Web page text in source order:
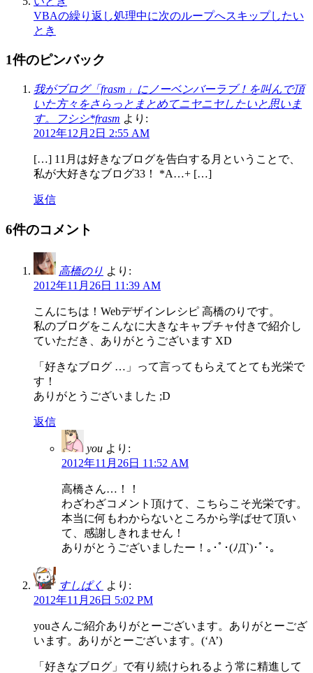
VBAの繰り返し処理中に次のループへスキップしたい
とき
1件のピンバック
我がブログ「frasm」にノーベンバーラブ！を叫んで頂
いた方々をさらっとまとめてニヤニヤしたいと思いま
す。フシシ*frasm より:
2012年12月2日 2:55 AM
[…] 11月は好きなブログを告白する月ということで、
私が大好きなブログ33！ *A…+ […]
返信
6件のコメント
高橋のり より:
2012年11月26日 11:39 AM
こんにちは！Webデザインレシピ 高橋のりです。
私のブログをこんなに大きなキャプチャ付きで紹介し
ていただき、ありがとうございます XD
「好きなブログ …」って言ってもらえてとても光栄で
す！
ありがとうございました ;D
返信
you より:
2012年11月26日 11:52 AM
高橋さん…！！
わざわざコメント頂けて、こちらこそ光栄です。
本当に何もわからないところから学ばせて頂い
て、感謝しきれません！
ありがとうございましたー！｡･ﾟ･(ﾉД`)･ﾟ･｡
すしぱく より:
2012年11月26日 5:02 PM
youさんご紹介ありがとーございます。ありがとーござ
います。ありがとーございます。(‘A’)
「好きなブログ」で有り続けられるよう常に精進して